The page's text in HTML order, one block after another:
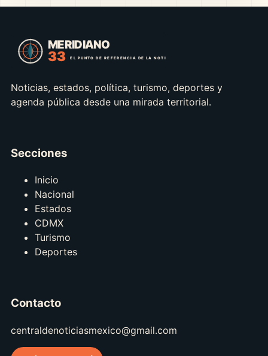
Noticias, estados, política, turismo, deportes y
agenda pública desde una mirada territorial.
Secciones
Inicio
Nacional
Estados
CDMX
Turismo
Deportes
Contacto
centraldenoticiasmexico@gmail.com